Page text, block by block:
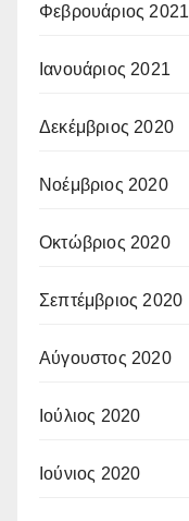
Φεβρουάριος 2021
Ιανουάριος 2021
Δεκέμβριος 2020
Νοέμβριος 2020
Οκτώβριος 2020
Σεπτέμβριος 2020
Αύγουστος 2020
Ιούλιος 2020
Ιούνιος 2020